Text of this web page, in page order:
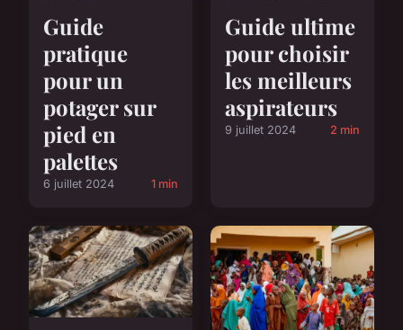
Guide
pratique
pour un
potager sur
pied en
palettes
6 juillet 2024 1 min
Guide ultime
pour choisir
les meilleurs
aspirateurs
9 juillet 2024 2 min